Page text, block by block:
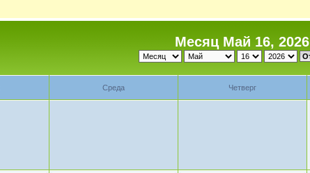
Месяц Май 16, 2026
Среда Четверг